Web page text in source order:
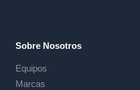
Sobre Nosotros
Equipos
Marcas